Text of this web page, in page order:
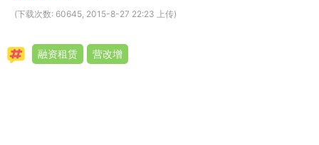
(下载次数: 60645, 2015-8-27 22:23 上传)
融资租赁 营改增